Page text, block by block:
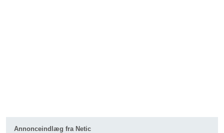
Annonceindlæg fra Netic